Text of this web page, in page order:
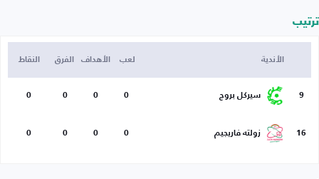
ترتيب
الأندية لعب الأهداف الفرق النقاط
9 سيركل بروج 0
0
0
0
16 زولته فاريجيم 0
0
0
0